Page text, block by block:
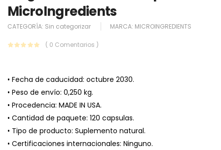
MicroIngredients
CATEGORÍA: Sin categorizar MARCA: MICROINGREDIENTS
( 0 Comentarios )
• Fecha de caducidad: octubre 2030.
• Peso de envío: 0,250 kg.
• Procedencia: MADE IN USA.
• Cantidad de paquete: 120 capsulas.
• Tipo de producto: Suplemento natural.
• Certificaciones internacionales: Ninguno.